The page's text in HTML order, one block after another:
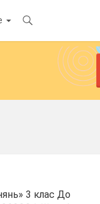
3 клас До